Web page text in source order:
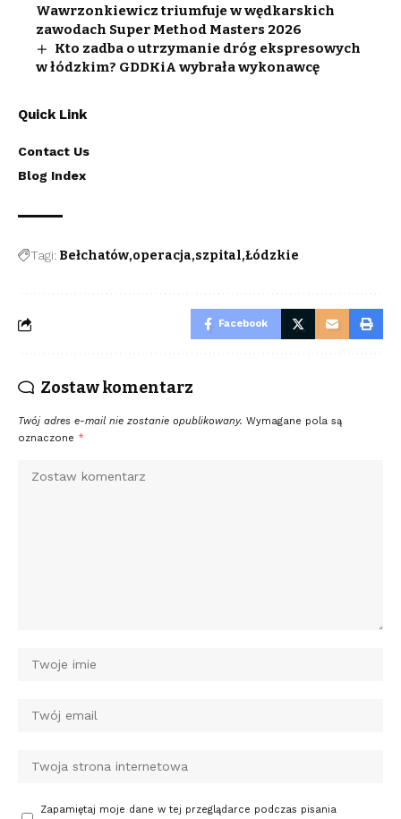
Wawrzonkiewicz triumfuje w wędkarskich
zawodach Super Method Masters 2026
Kto zadba o utrzymanie dróg ekspresowych
w łódzkim? GDDKiA wybrała wykonawcę
Quick Link
Contact Us
Blog Index
Tagi: Bełchatów operacja szpital Łódzkie
Facebook
Zostaw komentarz
Twój adres e-mail nie zostanie opublikowany. Wymagane pola są
oznaczone *
Zapamiętaj moje dane w tej przeglądarce podczas pisania